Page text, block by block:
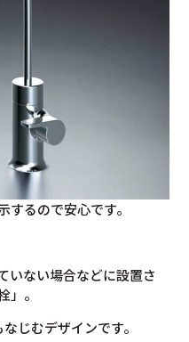
るので安心です。
いない場合などに設置さ
」。
じむデザインです。